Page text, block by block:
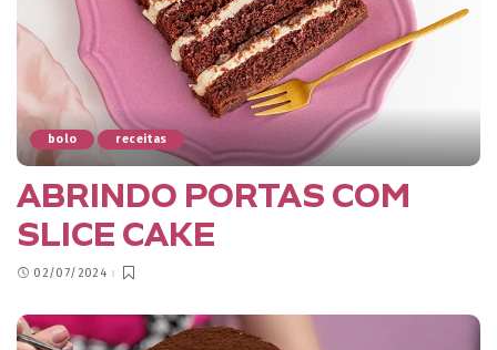
bolo receitas
ABRINDO PORTAS COM
SLICE CAKE
02/07/2024